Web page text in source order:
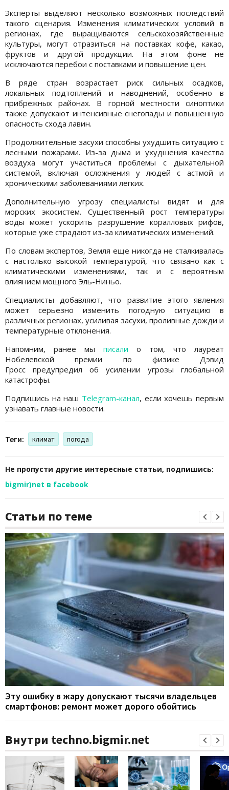
Эксперты выделяют несколько возможных последствий
такого сценария. Изменения климатических условий в
регионах, где выращиваются сельскохозяйственные
культуры, могут отразиться на поставках кофе, какао,
фруктов и другой продукции. На этом фоне не
исключаются перебои с поставками и повышение цен.
В ряде стран возрастает риск сильных осадков,
локальных подтоплений и наводнений, особенно в
прибрежных районах. В горной местности синоптики
также допускают интенсивные снегопады и повышенную
опасность схода лавин.
Продолжительные засухи способны ухудшить ситуацию с
лесными пожарами. Из-за дыма и ухудшения качества
воздуха могут участиться проблемы с дыхательной
системой, включая осложнения у людей с астмой и
хроническими заболеваниями легких.
Дополнительную угрозу специалисты видят и для
морских экосистем. Существенный рост температуры
воды может ускорить разрушение коралловых рифов,
которые уже страдают из-за климатических изменений.
По словам экспертов, Земля еще никогда не сталкивалась
с настолько высокой температурой, что связано как с
климатическими изменениями, так и с вероятным
влиянием мощного Эль-Ниньо.
Специалисты добавляют, что развитие этого явления
может серьезно изменить погодную ситуацию в
различных регионах, усиливая засухи, проливные дожди и
температурные отклонения.
Напомним, ранее мы писали о том, что лауреат
Нобелевской премии по физике Дэвид
Гросс предупредил об усилении угрозы глобальной
катастрофы.
Подпишись на наш Telegram-канал, если хочешь первым
узнавать главные новости.
Теги: климат погода
Не пропусти другие интересные статьи, подпишись:
bigmir)net в facebook
Статьи по теме
Эту ошибку в жару допускают тысячи владельцев
смартфонов: ремонт может дорого обойтись
Внутри techno.bigmir.net